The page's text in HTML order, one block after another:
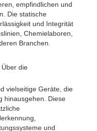
empfindlichen und
Die statische
und Integrität
Chemielaboren,
Branchen.
die
vielseitige Geräte, die
hinausgehen. Diese
und